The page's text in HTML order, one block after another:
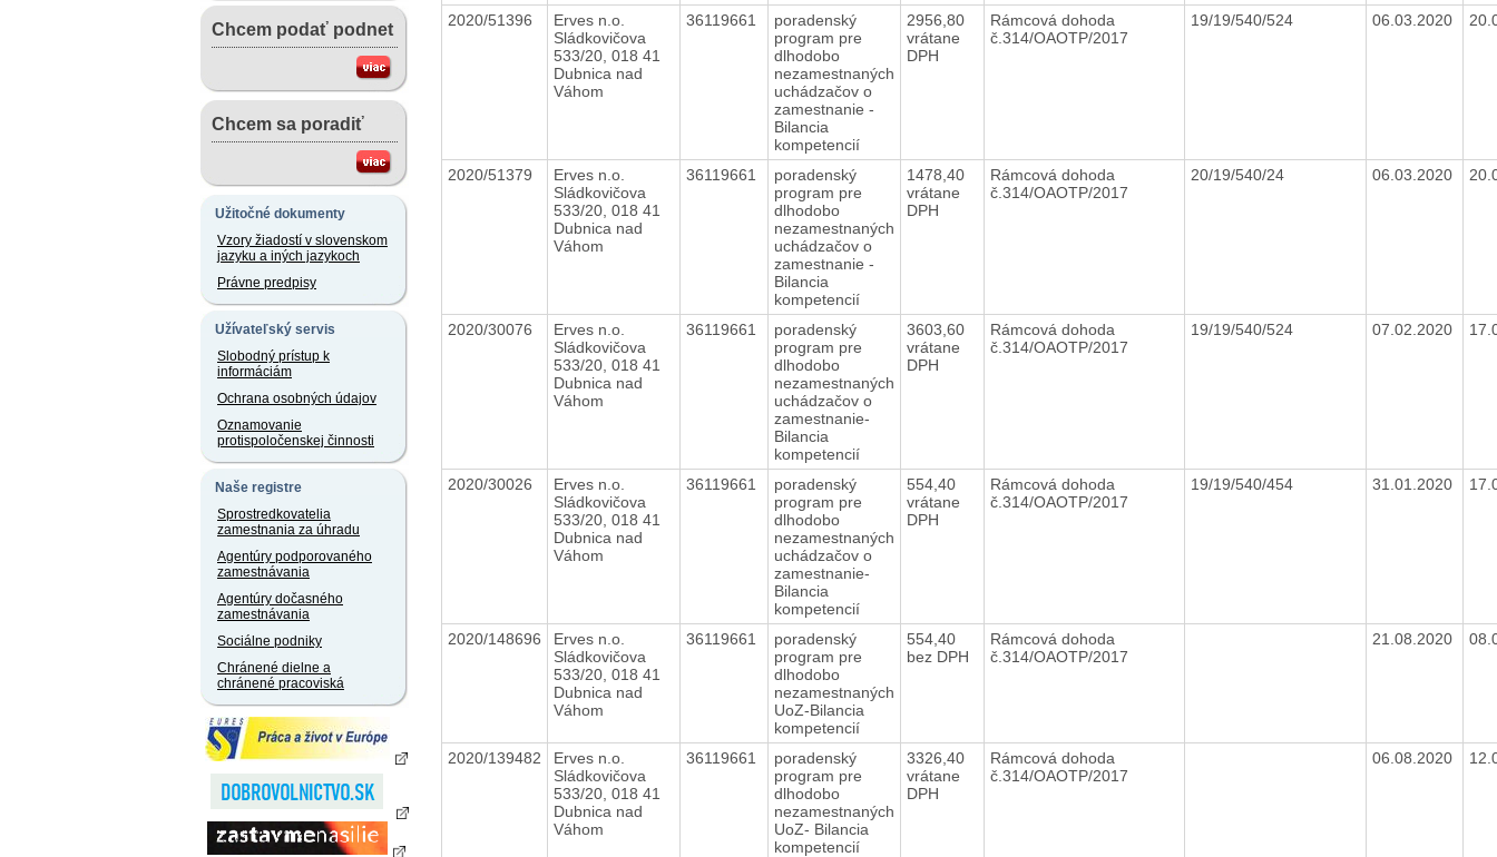
Chcem podať podnet
Chcem sa poradiť
Užitočné dokumenty
Vzory žiadostí v slovenskom
jazyku a iných jazykoch
Právne predpisy
Užívateľský servis
Slobodný prístup k
informáciám
Ochrana osobných údajov
Oznamovanie
protispoločenskej činnosti
Naše registre
Sprostredkovatelia
zamestnania za úhradu
Agentúry podporovaného
zamestnávania
Agentúry dočasného
zamestnávania
Sociálne podniky
Chránené dielne a
chránené pracoviská
2020/51396
Erves n.o.
Sládkovičova
533/20, 018 41
Dubnica nad
Váhom
36119661
poradenský
program pre
dlhodobo
nezamestnaných
uchádzačov o
zamestnanie -
Bilancia
kompetencií
2956,80
vrátane
DPH
Rámcová dohoda
č.314/OAOTP/2017
19/19/540/524 06.03.2020
2020/51379
Erves n.o.
Sládkovičova
533/20, 018 41
Dubnica nad
Váhom
36119661
poradenský
program pre
dlhodobo
nezamestnaných
uchádzačov o
zamestnanie -
Bilancia
kompetencií
1478,40
vrátane
DPH
Rámcová dohoda
č.314/OAOTP/2017
20/19/540/24 06.03.2020
2020/30076
Erves n.o.
Sládkovičova
533/20, 018 41
Dubnica nad
Váhom
36119661
poradenský
program pre
dlhodobo
nezamestnaných
uchádzačov o
zamestnanie-
Bilancia
kompetencií
3603,60
vrátane
DPH
Rámcová dohoda
č.314/OAOTP/2017
19/19/540/524 07.02.2020
2020/30026
Erves n.o.
Sládkovičova
533/20, 018 41
Dubnica nad
Váhom
36119661
poradenský
program pre
dlhodobo
nezamestnaných
uchádzačov o
zamestnanie-
Bilancia
kompetencií
554,40
vrátane
DPH
Rámcová dohoda
č.314/OAOTP/2017
19/19/540/454 31.01.2020
2020/148696
Erves n.o.
Sládkovičova
533/20, 018 41
Dubnica nad
Váhom
36119661
poradenský
program pre
dlhodobo
nezamestnaných
UoZ-Bilancia
kompetencií
554,40
bez DPH
Rámcová dohoda
č.314/OAOTP/2017
21.08.2020
2020/139482
Erves n.o.
Sládkovičova
533/20, 018 41
Dubnica nad
Váhom
36119661
poradenský
program pre
dlhodobo
nezamestnaných
UoZ- Bilancia
kompetencií
3326,40
vrátane
DPH
Rámcová dohoda
č.314/OAOTP/2017
06.08.2020